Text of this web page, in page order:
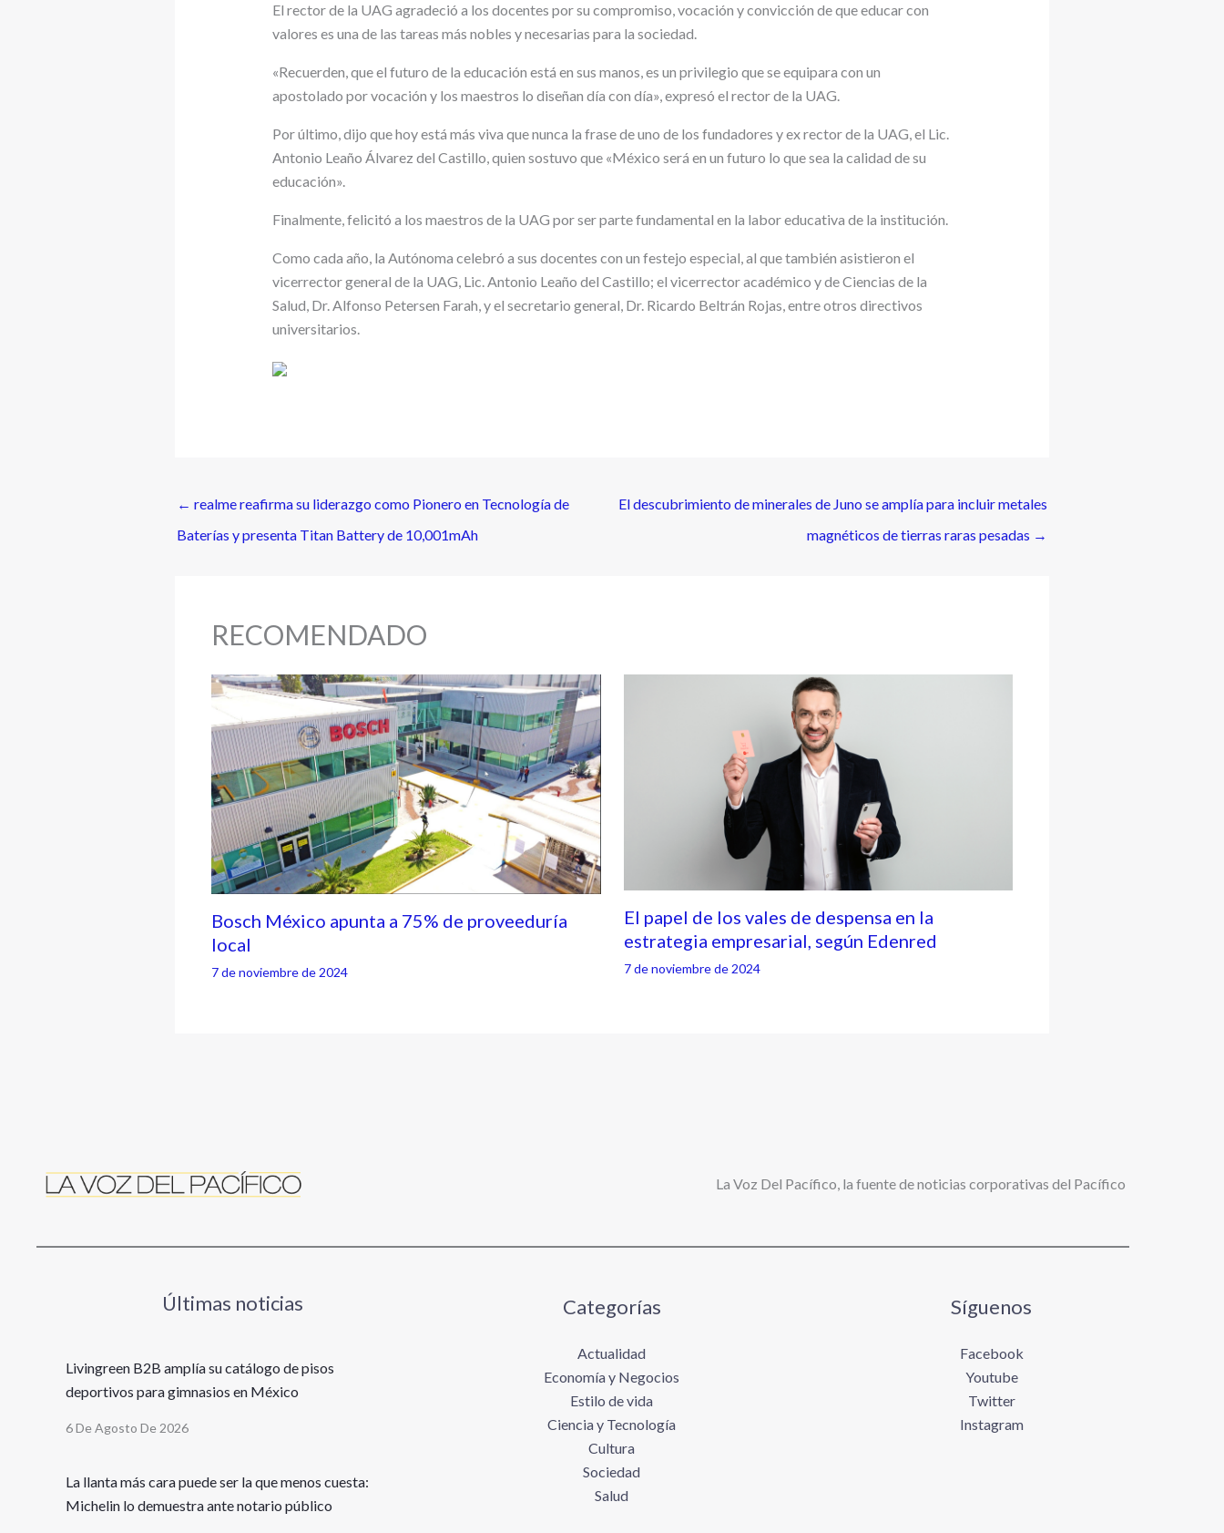
El rector de la UAG agradeció a los docentes por su compromiso, vocación y convicción de que educar con
valores es una de las tareas más nobles y necesarias para la sociedad.
«Recuerden, que el futuro de la educación está en sus manos, es un privilegio que se equipara con un
apostolado por vocación y los maestros lo diseñan día con día», expresó el rector de la UAG.
Por último, dijo que hoy está más viva que nunca la frase de uno de los fundadores y ex rector de la UAG, el Lic.
Antonio Leaño Álvarez del Castillo, quien sostuvo que «México será en un futuro lo que sea la calidad de su
educación».
Finalmente, felicitó a los maestros de la UAG por ser parte fundamental en la labor educativa de la institución.
Como cada año, la Autónoma celebró a sus docentes con un festejo especial, al que también asistieron el
vicerrector general de la UAG, Lic. Antonio Leaño del Castillo; el vicerrector académico y de Ciencias de la
Salud, Dr. Alfonso Petersen Farah, y el secretario general, Dr. Ricardo Beltrán Rojas, entre otros directivos
universitarios.
← realme reafirma su liderazgo como Pionero en Tecnología de
Baterías y presenta Titan Battery de 10,001mAh
El descubrimiento de minerales de Juno se amplía para incluir metales
magnéticos de tierras raras pesadas →
RECOMENDADO
Bosch México apunta a 75% de proveeduría
local
7 de noviembre de 2024
El papel de los vales de despensa en la
estrategia empresarial, según Edenred
7 de noviembre de 2024
La Voz Del Pacífico, la fuente de noticias corporativas del Pacífico
Últimas noticias
Livingreen B2B amplía su catálogo de pisos
deportivos para gimnasios en México
6 De Agosto De 2026
La llanta más cara puede ser la que menos cuesta:
Michelin lo demuestra ante notario público
Categorías
Actualidad
Economía y Negocios
Estilo de vida
Ciencia y Tecnología
Cultura
Sociedad
Salud
Síguenos
Facebook
Youtube
Twitter
Instagram